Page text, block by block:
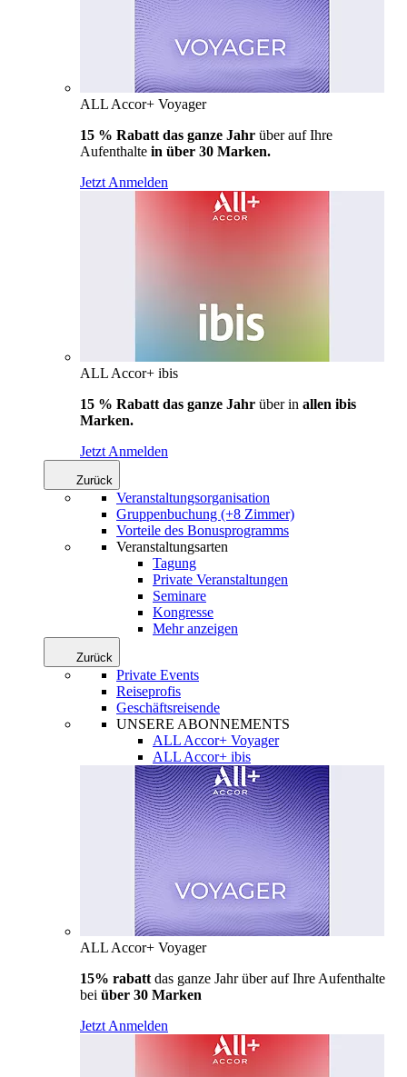
ALL Accor+ Voyager
15 % Rabatt das ganze Jahr über auf Ihre
Aufenthalte in über 30 Marken.
Jetzt Anmelden
ALL Accor+ ibis
15 % Rabatt das ganze Jahr über in allen ibis
Marken.
Jetzt Anmelden
Zurück
Veranstaltungsorganisation
Gruppenbuchung (+8 Zimmer)
Vorteile des Bonusprogramms
Veranstaltungsarten
Tagung
Private Veranstaltungen
Seminare
Kongresse
Mehr anzeigen
Zurück
Private Events
Reiseprofis
Geschäftsreisende
UNSERE ABONNEMENTS
ALL Accor+ Voyager
ALL Accor+ ibis
ALL Accor+ Voyager
15% rabatt das ganze Jahr über auf Ihre Aufenthalte
bei über 30 Marken
Jetzt Anmelden